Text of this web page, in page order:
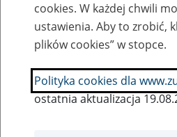
SZUKAJ
cookies. W każdej chwili
ustawienia. Aby to zrobić,
plików cookies” w stopce.
Polityka cookies dla
ostatnia aktualizacja